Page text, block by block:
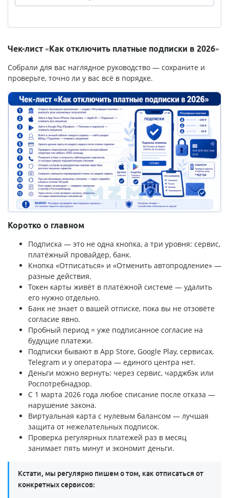
Чек-лист «Как отключить платные подписки в 2026»
Собрали для вас наглядное руководство — сохраните и
проверьте, точно ли у вас всё в порядке.
Коротко о главном
Подписка — это не одна кнопка, а три уровня: сервис,
платёжный провайдер, банк.
Кнопка «Отписаться» и «Отменить автопродление» —
разные действия.
Токен карты живёт в платёжной системе — удалить
его нужно отдельно.
Банк не знает о вашей отписке, пока вы не отзовёте
согласие явно.
Пробный период = уже подписанное согласие на
будущие платежи.
Подписки бывают в App Store, Google Play, сервисах,
Telegram и у оператора — единого центра нет.
Деньги можно вернуть: через сервис, чарджбэк или
Роспотребнадзор.
С 1 марта 2026 года любое списание после отказа —
нарушение закона.
Виртуальная карта с нулевым балансом — лучшая
защита от нежелательных подписок.
Проверка регулярных платежей раз в месяц
занимает пять минут и экономит деньги.
Кстати, мы регулярно пишем о том, как отписаться от
конкретных сервисов: